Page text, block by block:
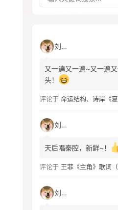
刘看山
又一遍又一遍~又一遍
头！
评论于 命运结构、诗岸《夏日尽头的我
刘看山
天后唱秦腔，新鲜~！
评论于 王菲《主角》歌词（
刘看山